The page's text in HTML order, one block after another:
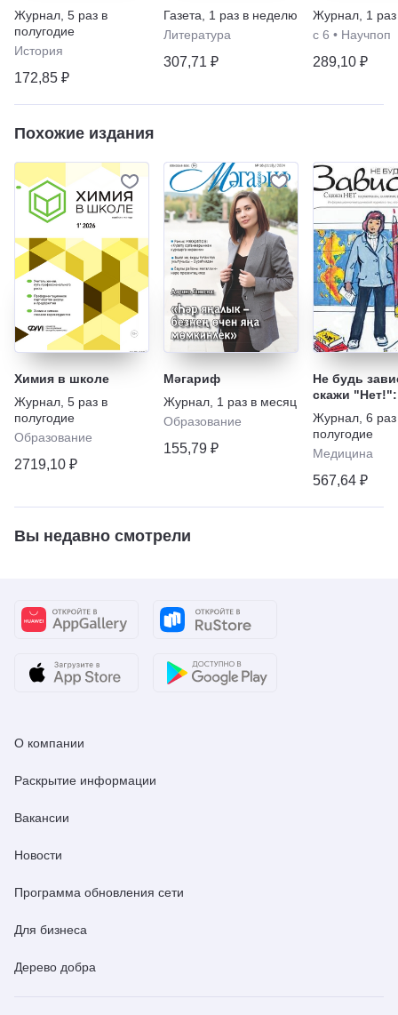
Журнал 5 раз в
полугодие
История
172,85 ₽
Газета
1 раз в неделю
Литература
307,71 ₽
Журнал 1
с 6 • Научпоп
289,10 ₽
Похожие издания
Химия в школе
Журнал 5 раз в
полугодие
Образование
2719,10 ₽
Мәгариф
Журнал 1 раз в месяц
Образование
155,79 ₽
Не будь
скажи "Нет!":
наркотикам,
алкоголю,
игромании
Журнал 6
полугодие
Медицина
567,64 ₽
Вы недавно смотрели
О компании
Раскрытие информации
Вакансии
Новости
Программа обновления сети
Для бизнеса
Дерево добра